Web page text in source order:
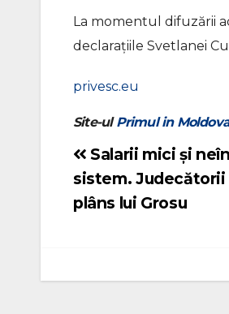
La momentul difuzării
declarațiile Svetlanei
privesc.eu
Site-ulPrimul in
Navigare
în
Salarii mici și
sistem. Judecătorii
plâns lui Grosu